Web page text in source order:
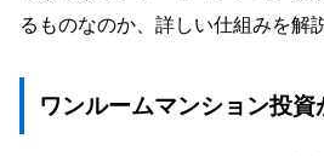
るものなのか、詳しい仕組みを解
ワンルームマンション投